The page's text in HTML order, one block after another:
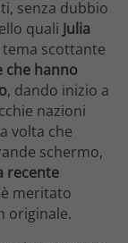
senza dubbio
quali Julia
scottante
che hanno
, dando inizio a
nazioni
volta che
schermo,
recente
meritato
originale.